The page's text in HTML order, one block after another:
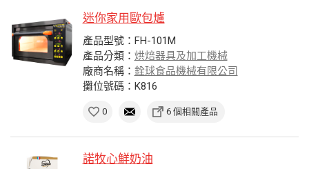
迷你家用歐包爐
產品型號：FH-101M
產品分類： 烘焙器具及加工機械
廠商名稱： 銓球食品機械有限公司
攤位號碼：K816
0 6 個相關產品
諾牧心鮮奶油